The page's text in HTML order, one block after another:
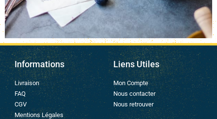
Informations
Livraison
FAQ
CGV
Mentions Légales
Liens Utiles
Mon Compte
Nous contacter
Nous retrouver